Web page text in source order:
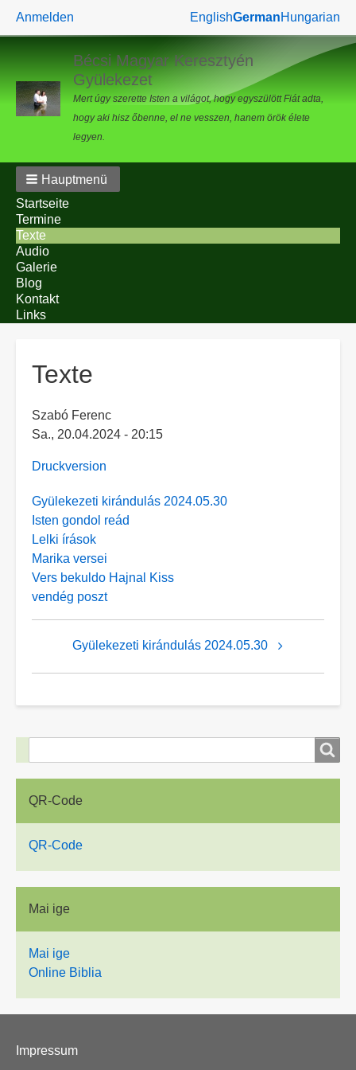
Benutzermenü
Anmelden EnglishGermanHungarian
Bécsi Magyar Keresztyén
Gyülekezet
Mert úgy szerette Isten a világot, hogy egyszülött Fiát adta,
hogy aki hisz őbenne, el ne vesszen, hanem örök élete
legyen.
Hauptmenü
Startseite
Termine
Texte
Audio
Galerie
Blog
Kontakt
Links
Texte
Szabó Ferenc
Sa., 20.04.2024 - 20:15
Druckversion
Gyülekezeti kirándulás 2024.05.30
Isten gondol reád
Lelki írások
Marika versei
Vers bekuldo Hajnal Kiss
vendég poszt
das
Blättern
Buch
Írások
Gyülekezeti kirándulás 2024.05.30
Suche
QR-Code
QR-Code
Mai ige
Mai ige
Online Biblia
Impressum